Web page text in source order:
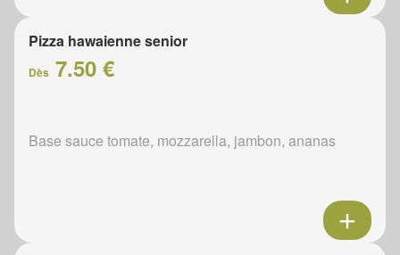
Pizza hawaienne senior
Dès 7.50 €
Base sauce tomate, mozzarella, jambon, ananas